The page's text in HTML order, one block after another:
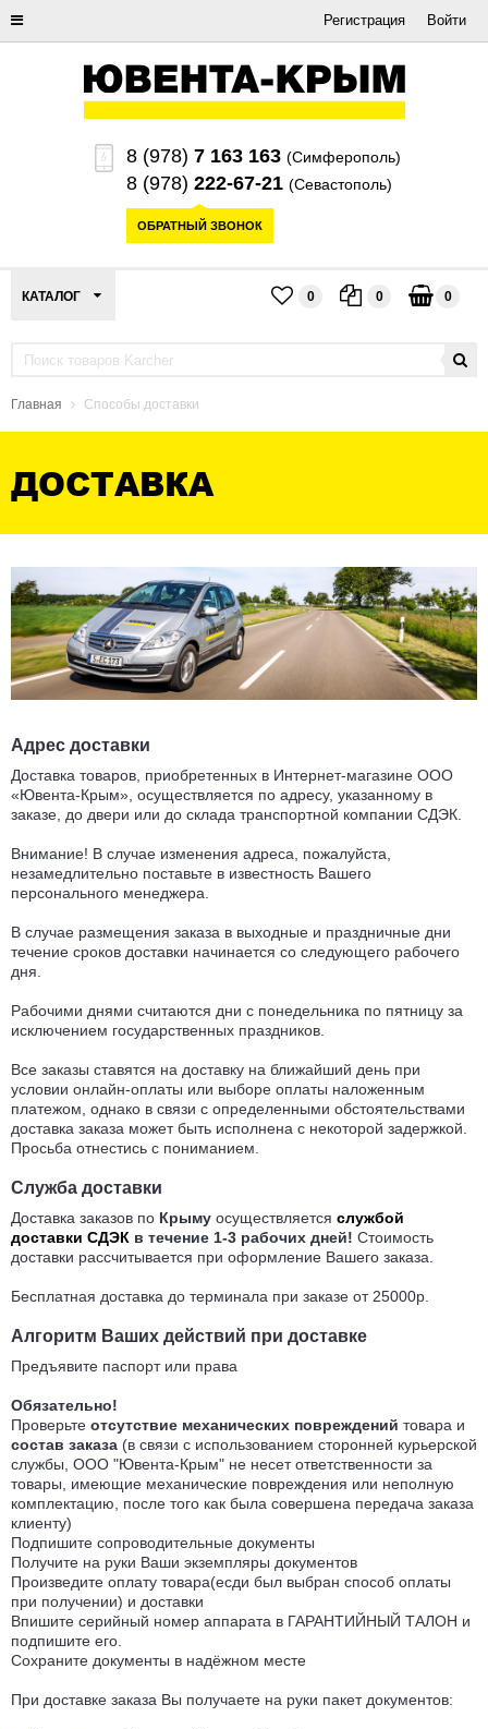
Регистрация Войти
8 (978) 7 163 163 (Симферополь)
8 (978) 222-67-21 (Севастополь)
ОБРАТНЫЙ ЗВОНОК
КАТАЛОГ 0 0 0
Главная Способы доставки
ДОСТАВКА
Адрес доставки
Доставка товаров, приобретенных в Интернет-магазине ООО
«Ювента-Крым», осуществляется по адресу, указанному в
заказе, до двери или до склада транспортной компании СДЭК.
Внимание! В случае изменения адреса, пожалуйста,
незамедлительно поставьте в известность Вашего
персонального менеджера.
В случае размещения заказа в выходные и праздничные дни
течение сроков доставки начинается со следующего рабочего
дня.
Рабочими днями считаются дни с понедельника по пятницу за
исключением государственных праздников.
Все заказы ставятся на доставку на ближайший день при
условии онлайн-оплаты или выборе оплаты наложенным
платежом, однако в связи с определенными обстоятельствами
доставка заказа может быть исполнена с некоторой задержкой.
Просьба отнестись с пониманием.
Служба доставки
Доставка заказов по Крыму осуществляется службой
доставки СДЭК в течение 1-3 рабочих дней! Стоимость
доставки рассчитывается при оформление Вашего заказа.
Бесплатная доставка до терминала при заказе от 25000р.
Алгоритм Ваших действий при доставке
Предъявите паспорт или права
Обязательно!
Проверьте отсутствие механических повреждений товара и
состав заказа (в связи с использованием сторонней курьерской
службы, ООО "Ювента-Крым" не несет ответственности за
товары, имеющие механические повреждения или неполную
комплектацию, после того как была совершена передача заказа
клиенту)
Подпишите сопроводительные документы
Получите на руки Ваши экземпляры документов
Произведите оплату товара(есди был выбран способ оплаты
при получении) и доставки
Впишите серийный номер аппарата в ГАРАНТИЙНЫЙ ТАЛОН и
подпишите его.
Сохраните документы в надёжном месте
При доставке заказа Вы получаете на руки пакет документов: